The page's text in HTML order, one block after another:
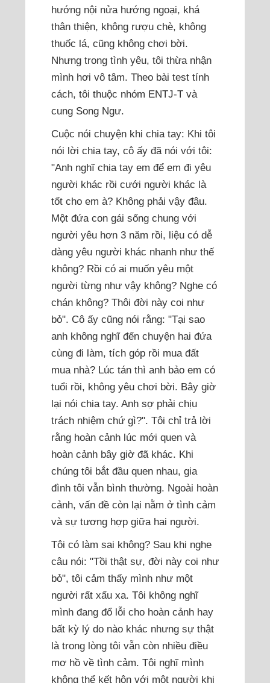
hướng nội nửa hướng ngoại, khá
thân thiện, không rượu chè, không
thuốc lá, cũng không chơi bời.
Nhưng trong tình yêu, tôi thừa nhận
mình hơi vô tâm. Theo bài test tính
cách, tôi thuộc nhóm ENTJ-T và
cung Song Ngư.
Cuộc nói chuyện khi chia tay: Khi tôi
nói lời chia tay, cô ấy đã nói với tôi:
"Anh nghĩ chia tay em để em đi yêu
người khác rồi cưới người khác là
tốt cho em à? Không phải vậy đâu.
Một đứa con gái sống chung với
người yêu hơn 3 năm rồi, liệu có dễ
dàng yêu người khác nhanh như thế
không? Rồi có ai muốn yêu một
người từng như vậy không? Nghe có
chán không? Thôi đời này coi như
bỏ". Cô ấy cũng nói rằng: "Tại sao
anh không nghĩ đến chuyện hai đứa
cùng đi làm, tích góp rồi mua đất
mua nhà? Lúc tán thì anh bảo em có
tuổi rồi, không yêu chơi bời. Bây giờ
lại nói chia tay. Anh sợ phải chịu
trách nhiệm chứ gì?". Tôi chỉ trả lời
rằng hoàn cảnh lúc mới quen và
hoàn cảnh bây giờ đã khác. Khi
chúng tôi bắt đầu quen nhau, gia
đình tôi vẫn bình thường. Ngoài hoàn
cảnh, vấn đề còn lại nằm ở tình cảm
và sự tương hợp giữa hai người.
Tôi có làm sai không? Sau khi nghe
câu nói: "Tồi thật sự, đời này coi như
bỏ", tôi cảm thấy mình như một
người rất xấu xa. Tôi không nghĩ
mình đang đổ lỗi cho hoàn cảnh hay
bất kỳ lý do nào khác nhưng sự thật
là trong lòng tôi vẫn còn nhiều điều
mơ hồ về tình cảm. Tôi nghĩ mình
không thể kết hôn với một người khi